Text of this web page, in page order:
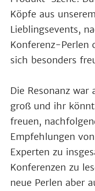
Köpfe aus
Lieblingsevents,
Konferenz-Perlen
sich besonders
Die Resonanz war
groß und ihr
freuen,
Empfehlungen
Experten zu
Konferenzen zu
neue Perlen aber